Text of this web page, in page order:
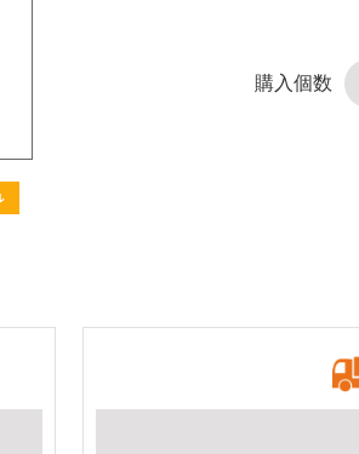
購入個数